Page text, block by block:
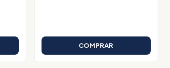
COMPRAR